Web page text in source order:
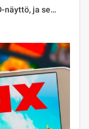
näyttö, ja se…